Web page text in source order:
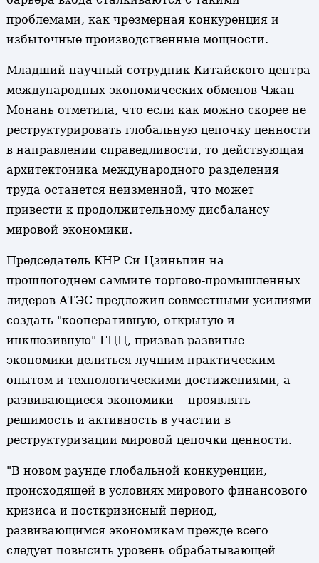
проблемами, как чрезмерная конкуренция и
избыточные производственные мощности.
Младший научный сотрудник Китайского центра
международных экономических обменов Чжан
Монань отметила, что если как можно скорее не
реструктурировать глобальную цепочку ценности
в направлении справедливости, то действующая
архитектоника международного разделения
труда останется неизменной, что может
привести к продолжительному дисбалансу
мировой экономики.
Председатель КНР Си Цзиньпин на
прошлогоднем саммите торгово-промышленных
лидеров АТЭС предложил совместными усилиями
создать "кооперативную, открытую и
инклюзивную" ГЦЦ, призвав развитые
экономики делиться лучшим практическим
опытом и технологическими достижениями, а
развивающиеся экономики -- проявлять
решимость и активность в участии в
реструктуризации мировой цепочки ценности.
"В новом раунде глобальной конкуренции,
происходящей в условиях мирового финансового
кризиса и посткризисный период,
развивающимся экономикам прежде всего
следует повысить уровень обрабатывающей